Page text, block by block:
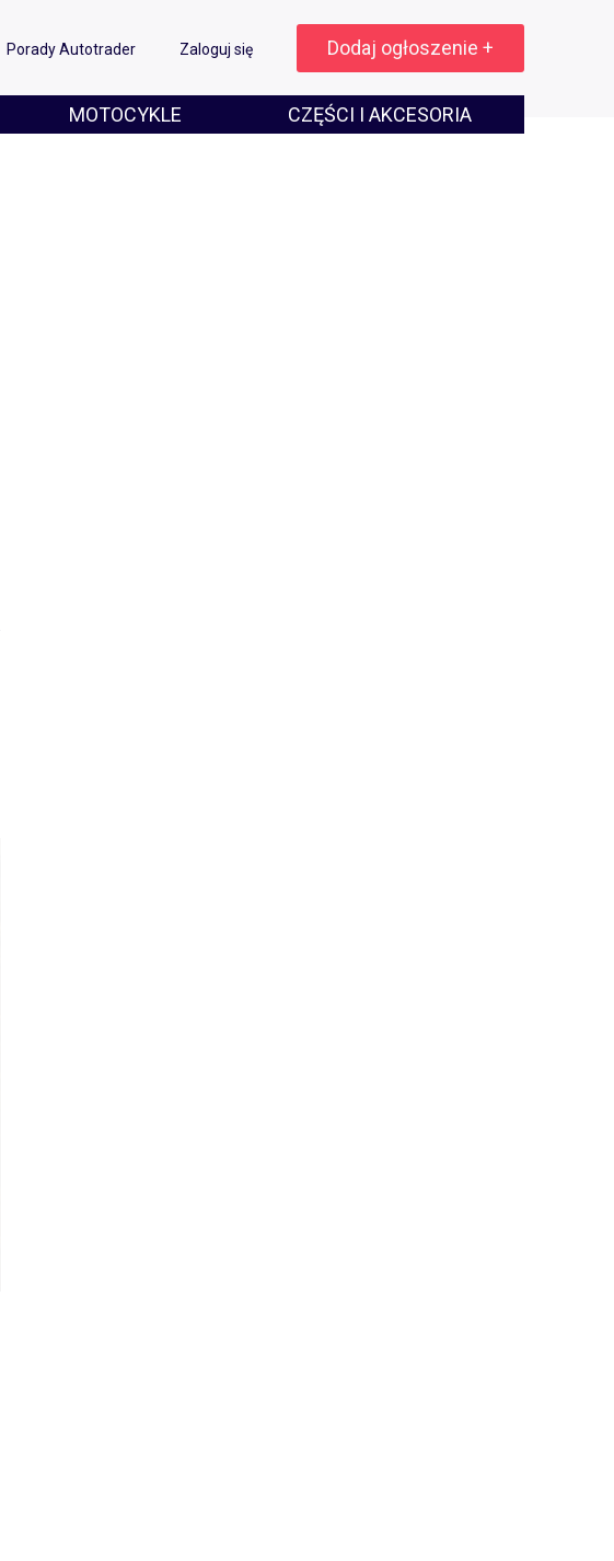
Porady Autotrader Zaloguj się Dodaj ogłoszenie +
MOTOCYKLE CZĘŚCI I AKCESORIA